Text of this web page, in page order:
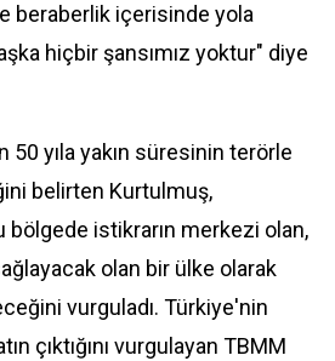
beraberlik içerisinde yola
hiçbir şansımız yoktur" diye
yıla yakın süresinin terörle
belirten Kurtulmuş,
istikrarın merkezi olan,
olan bir ülke olarak
vurguladı. Türkiye'nin
çıktığını vurgulayan TBMM